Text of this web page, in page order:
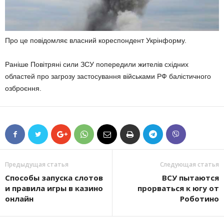
Про це повідомляє власний кореспондент Укрінформу.
Раніше Повітряні сили ЗСУ попередили жителів східних
областей про загрозу застосування військами РФ балістичного
озброєння.
Предыдущая статья
Способы запуска слотов
и правила игры в казино
онлайн
Следующая статья
ВСУ пытаются
прорваться к югу от
Роботино